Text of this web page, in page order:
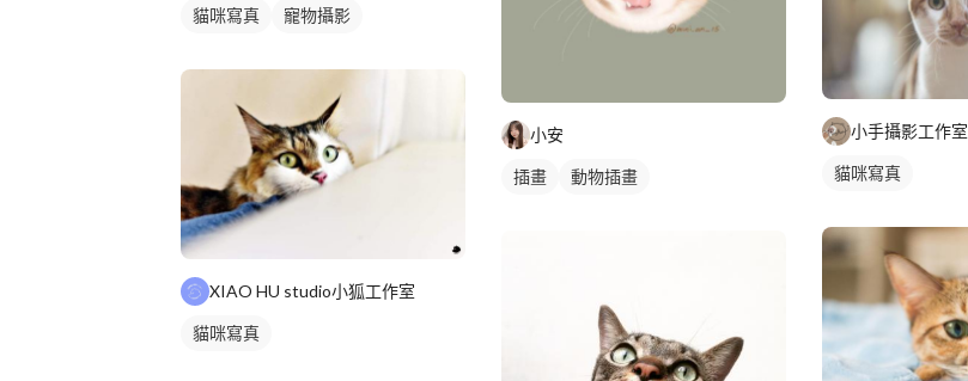
貓咪寫真 寵物攝影
XIAO HU studio小狐工作室
貓咪寫真
小安
插畫 動物插畫
小手攝影工作室
貓咪寫真